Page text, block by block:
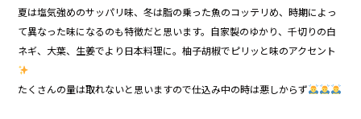
夏は塩気強めのサッパリ味、冬は脂の乗った魚のコッテリめ、時期によっ
て異なった味になるのも特徴だと思います。自家製のゆかり、千切りの白
ネギ、大葉、生姜でより日本料理に。柚子胡椒でピリッと味のアクセント
たくさんの量は取れないと思いますので仕込み中の時は悪しからず